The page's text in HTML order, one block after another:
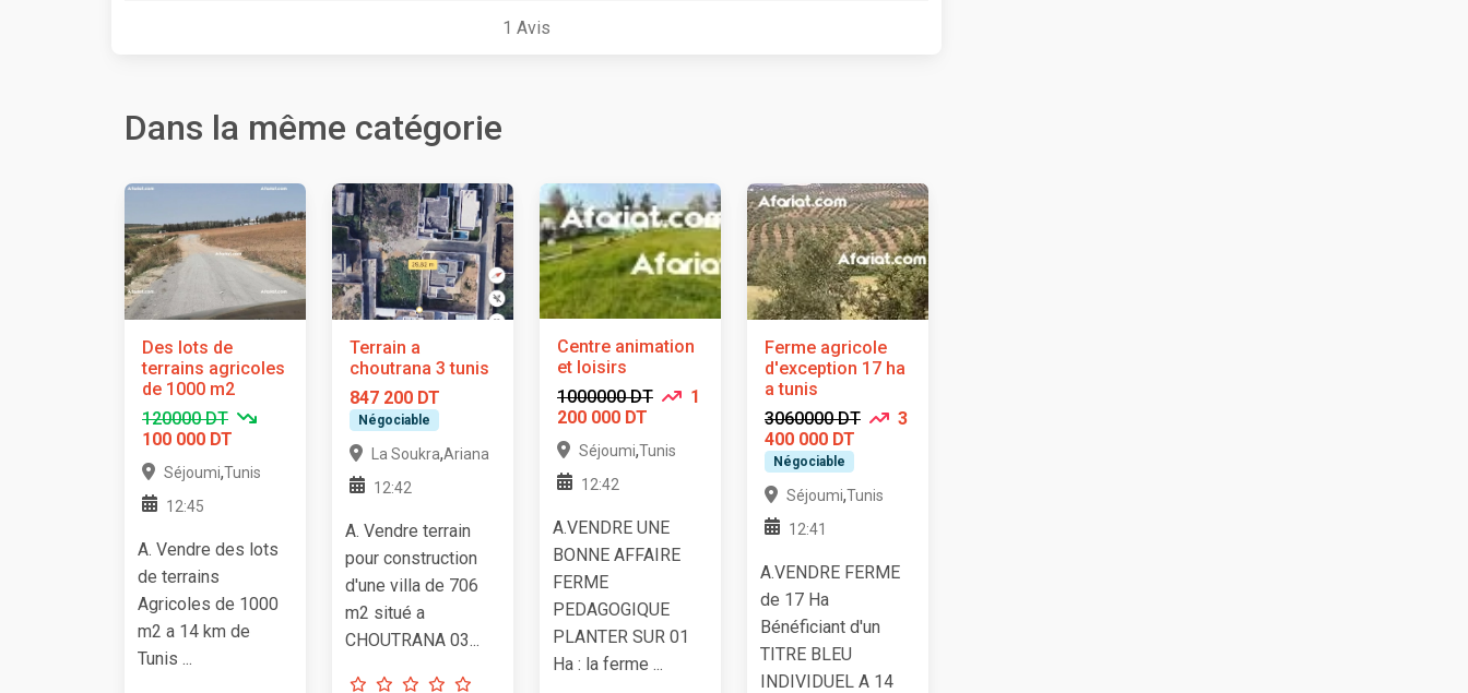
1 Avis
Dans la même catégorie
Des lots de
terrains agricoles
de 1000 m2
120000 DT
100 000 DT
Séjoumi,Tunis
12:45
A. Vendre des lots
de terrains
Agricoles de 1000
m2 a 14 km de
Tunis ...
Terrain a
choutrana 3 tunis
847 200 DT
Négociable
La Soukra,Ariana
12:42
A. Vendre terrain
pour construction
d'une villa de 706
m2 situé a
CHOUTRANA 03...
Centre animation
et loisirs
1000000 DT
1
200 000 DT
Séjoumi,Tunis
12:42
A.VENDRE UNE
BONNE AFFAIRE
FERME
PEDAGOGIQUE
PLANTER SUR 01
Ha : la ferme ...
Ferme agricole
d'exception 17 ha
a tunis
3060000 DT
3
400 000 DT
Négociable
Séjoumi,Tunis
12:41
A.VENDRE FERME
de 17 Ha
Bénéficiant d'un
TITRE BLEU
INDIVIDUEL A 14